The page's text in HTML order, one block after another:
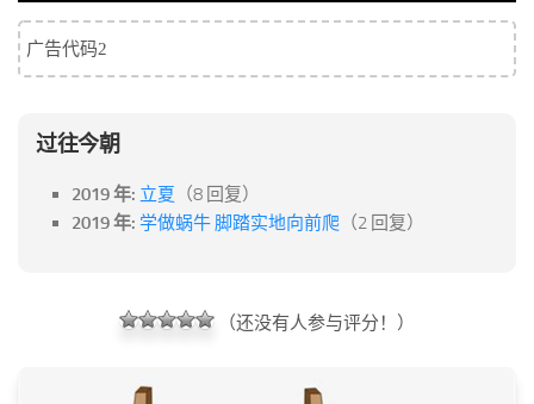
Mute
广告代码2
过往今朝
2019 年: 立夏 （8 回复）
2019 年: 学做蜗牛 脚踏实地向前爬 （2 回复）
（还没有人参与评分！）